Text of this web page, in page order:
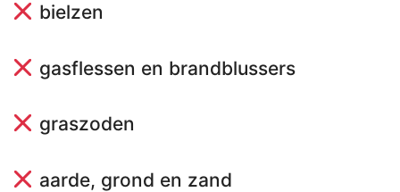
bielzen
gasflessen en brandblussers
graszoden
aarde, grond en zand